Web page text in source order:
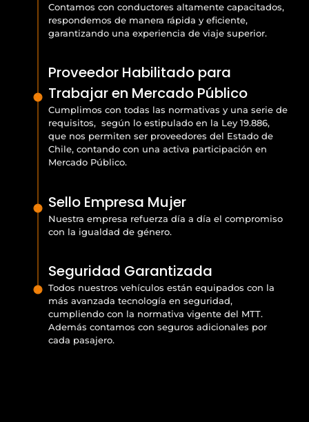
Contamos con conductores altamente capacitados,
respondemos de manera rápida y eficiente,
garantizando una experiencia de viaje superior.
Proveedor Habilitado para
Trabajar en Mercado Público
Cumplimos con todas las normativas y una serie de
requisitos, según lo estipulado en la Ley 19.886,
que nos permiten ser proveedores del Estado de
Chile, contando con una activa participación en
Mercado Público.
Sello Empresa Mujer
Nuestra empresa refuerza día a día el compromiso
con la igualdad de género.
Seguridad Garantizada
Todos nuestros vehículos están equipados con la
más avanzada tecnología en seguridad,
cumpliendo con la normativa vigente del MTT.
Además contamos con seguros adicionales por
cada pasajero.